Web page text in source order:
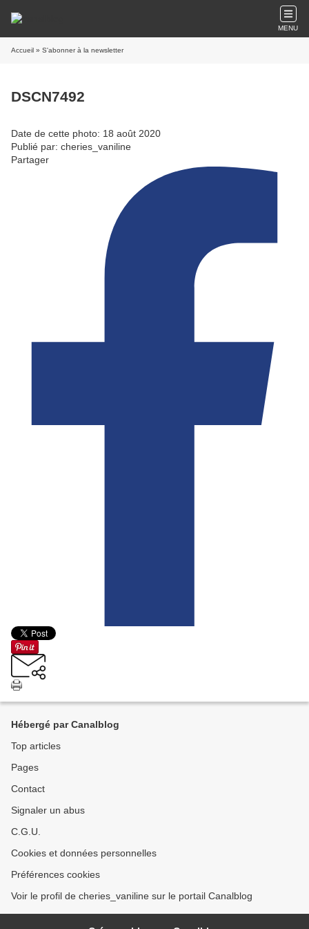
MENU
Accueil » S'abonner à la newsletter
DSCN7492
Date de cette photo: 18 août 2020
Publié par: cheries_vaniline
Partager
Hébergé par Canalblog
Top articles
Pages
Contact
Signaler un abus
C.G.U.
Cookies et données personnelles
Préférences cookies
Voir le profil de cheries_vaniline sur le portail Canalblog